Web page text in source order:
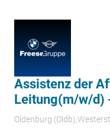
Assistenz der
Leitung(m/w/d)
Oldenburg